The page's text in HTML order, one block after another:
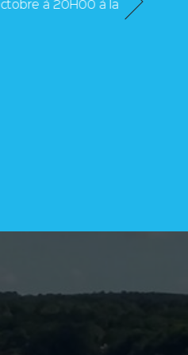
à 20H00 à la